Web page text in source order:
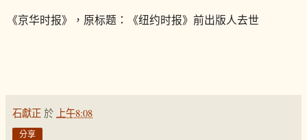
《京华时报》，原标题：《纽约时报》前出版人去世
石獻正 於 上午8:08
分享